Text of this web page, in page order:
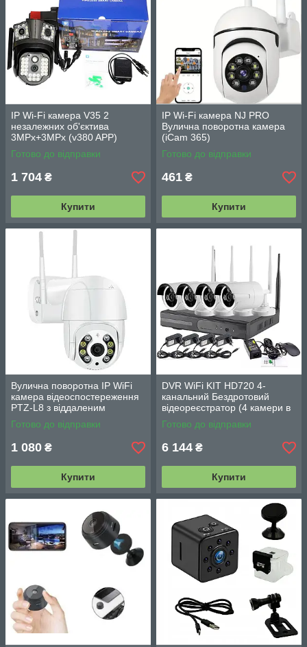
IP Wi-Fi камера V35 2
незалежних об'єктива
3MPx+3MPx (v380 APP)
Готово до відправки
1 704 ₴
Купити
IP Wi-Fi камера NJ PRO
Вулична поворотна камера
(iCam 365)
Готово до відправки
461 ₴
Купити
Вулична поворотна IP WiFi
камера відеоспостереження
PTZ-L8 з віддаленим
доступом і нічним баченням
Готово до відправки
1 080 ₴
Купити
DVR WiFi KIT HD720 4-
канальний Бездротовий
відеореєстратор (4 камери в
комплекті)
Готово до відправки
6 144 ₴
Купити